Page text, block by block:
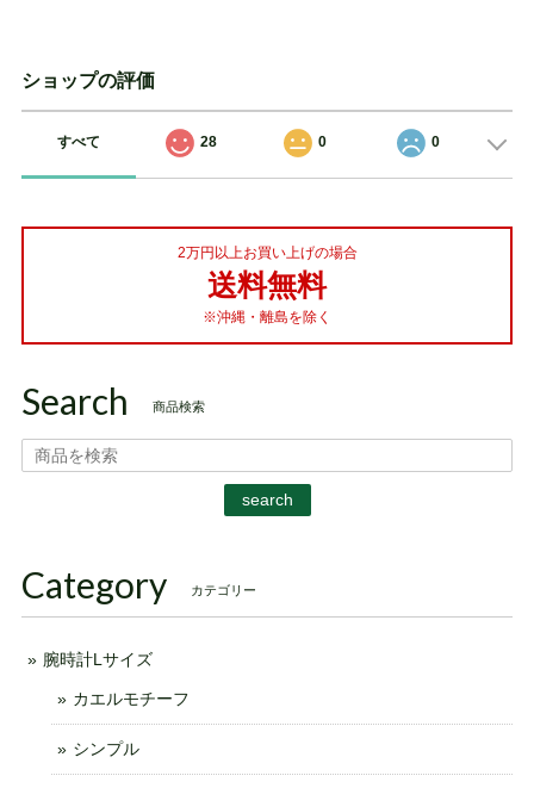
ショップの評価
すべて 28 0 0
2万円以上お買い上げの場合
送料無料
※沖縄・離島を除く
Search 商品検索
search
Category カテゴリー
腕時計Lサイズ
カエルモチーフ
シンプル